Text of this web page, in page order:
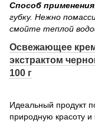
Способ
губку. Нежно
смойте теплой
Освежающее
экстрактом
100 г
Идеальный продукт
природную красоту и